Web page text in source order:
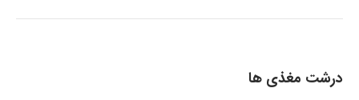
درشت مغذی ها